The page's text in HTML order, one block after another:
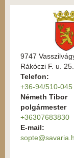
9747
Rákóczi F. u. 25.
Telefon:
+36-94/510-045
Németh Tibor
polgármester
+36307683830
E-mail: